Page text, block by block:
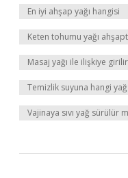
En iyi ahşap yağı hangisi
Keten tohumu yağı
Masaj yağı ile ilişkiye
Temizlik suyuna hangi
Vajinaya sıvı yağ sürülür